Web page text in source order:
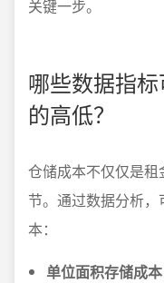
关键一步。
哪些数据指
的高低？
仓储成本不仅仅是
节。通过数据分析
本：
单位面积存储成本